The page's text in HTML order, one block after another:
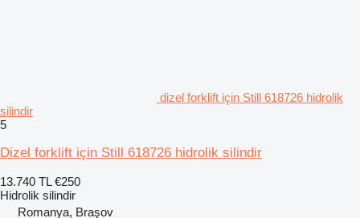
dizel forklift için Still 618726 hidrolik
silindir
5
Dizel forklift için Still 618726 hidrolik silindir
13.740 TL €250
Hidrolik silindir
Romanya, Braşov